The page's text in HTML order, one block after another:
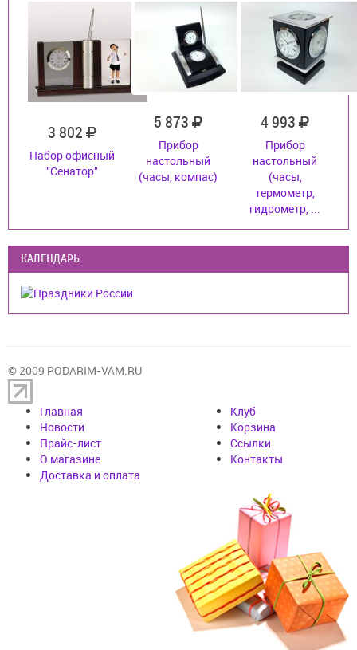
3 802
Набор офисный
''Сенатор''
5 873
Прибор
настольный
(часы, компас)
4 993
Прибор
настольный
(часы,
термометр,
гидрометр, ...
КАЛЕНДАРЬ
© 2009 PODARIM-VAM.RU
Главная
Новости
Прайс-лист
О магазине
Доставка и оплата
Клуб
Корзина
Cсылки
Контакты